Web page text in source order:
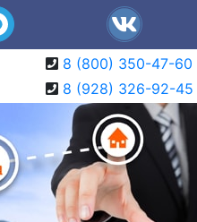
8 (800) 350-47-60
8 (928) 326-92-45